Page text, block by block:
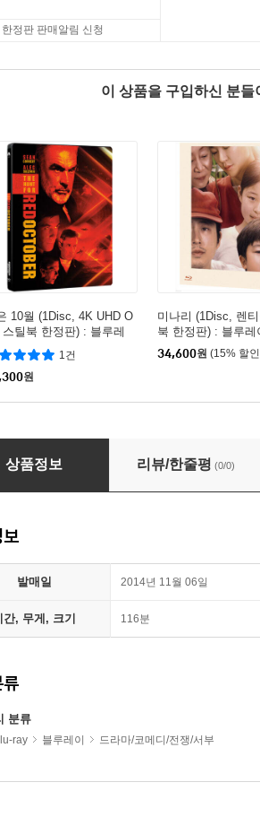
정판 판매알림 신청
이 상품을 구입하신 분
10월 (1Disc, 4K UHD O
틸북 한정판) : 블루레
1건
원
미나리 (1Disc, 렌
북 한정판) : 블루레
34,600원 (15% 할
1+2 트윈팩 : 블루레이
상품정보 리뷰/한줄평 (0/0)
발매일 2014년 11월 06일
간, 무게, 크기 116분
분류
ray 블루레이 드라마/코메디/전쟁/서부